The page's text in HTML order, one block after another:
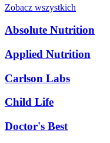
Zobacz wszystkich
Absolute Nutrition
Applied Nutrition
Carlson Labs
Child Life
Doctor's Best